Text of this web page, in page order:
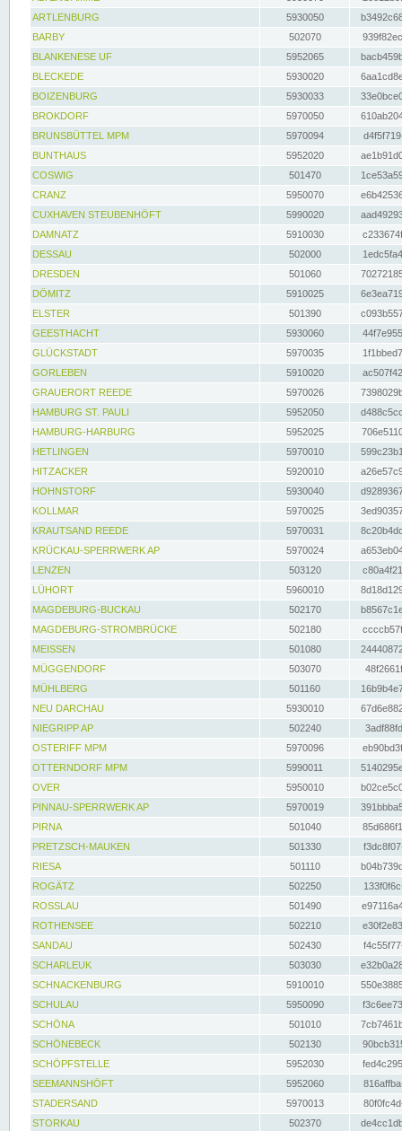
ARTLENBURG
5930050
BARBY
502070
BLANKENESE UF
5952065
BLECKEDE
5930020
BOIZENBURG
5930033
BROKDORF
5970050
BRUNSBÜTTEL MPM
5970094
BUNTHAUS
5952020
COSWIG
501470
CRANZ
5950070
CUXHAVEN STEUBENHÖFT
5990020
DAMNATZ
5910030
DESSAU
502000
DRESDEN
501060
DÖMITZ
5910025
ELSTER
501390
GEESTHACHT
5930060
GLÜCKSTADT
5970035
GORLEBEN
5910020
GRAUERORT REEDE
5970026
HAMBURG ST. PAULI
5952050
HAMBURG-HARBURG
5952025
HETLINGEN
5970010
HITZACKER
5920010
HOHNSTORF
5930040
KOLLMAR
5970025
KRAUTSAND REEDE
5970031
KRÜCKAU-SPERRWERK AP
5970024
LENZEN
503120
LÜHORT
5960010
MAGDEBURG-BUCKAU
502170
MAGDEBURG-STROMBRÜCKE
502180
MEISSEN
501080
MÜGGENDORF
503070
MÜHLBERG
501160
NEU DARCHAU
5930010
NIEGRIPP AP
502240
OSTERIFF MPM
5970096
OTTERNDORF MPM
5990011
OVER
5950010
PINNAU-SPERRWERK AP
5970019
PIRNA
501040
PRETZSCH-MAUKEN
501330
RIESA
501110
ROGÄTZ
502250
ROSSLAU
501490
ROTHENSEE
502210
SANDAU
502430
SCHARLEUK
503030
SCHNACKENBURG
5910010
SCHULAU
5950090
SCHÖNA
501010
SCHÖNEBECK
502130
SCHÖPFSTELLE
5952030
SEEMANNSHÖFT
5952060
STADERSAND
5970013
STORKAU
502370